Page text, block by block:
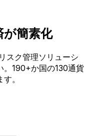
簡素化
スク管理ソリューシ
。190+か国の130通貨
。